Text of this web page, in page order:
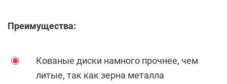
Преимущества:
Кованые диски намного прочнее, чем
литые, так как зерна металла